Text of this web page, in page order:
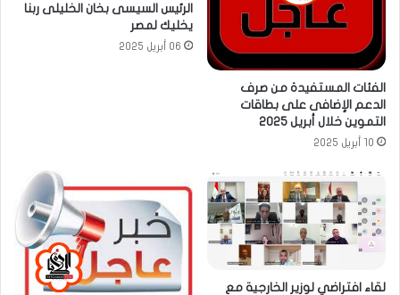
الفئات المستفيدة من صرف
الدعم الإضافى على بطاقات
التموين خلال أبريل 2025
10 أبريل 2025
الرئيس السيسى بخان الخليلى ربنا
يخليك لمصر
06 أبريل 2025
لقاء افتراضي لوزير الخارجية مع